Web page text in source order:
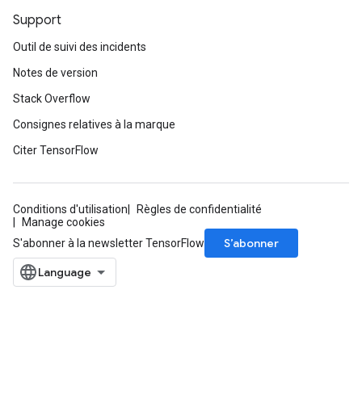
Support
Outil de suivi des incidents
Notes de version
Stack Overflow
Consignes relatives à la marque
Citer TensorFlow
Conditions d'utilisation
Règles de confidentialité
Manage cookies
S'abonner à la newsletter TensorFlow
S’abonner